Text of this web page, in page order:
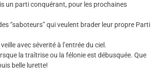
un parti conquérant, pour les prochaines
‘’saboteurs’’ qui veulent brader leur propre Parti
avec séverité à l’entrée du ciel.
la traîtrise ou la félonie est débusquée. Que
belle lurette!